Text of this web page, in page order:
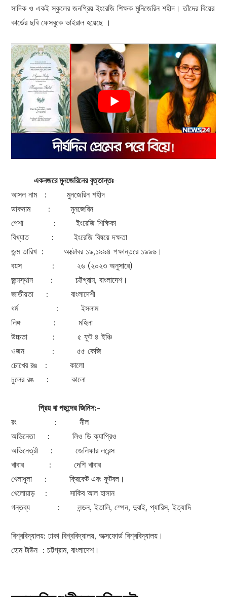
সাদিক ও একই স্কুলের জনপ্রিয় ইংরেজি শিক্ষক মুনিজেরিন শহীদ। তাঁদের বিয়ের
কার্ডের ছবি ফেসবুকে ভাইরাল হয়েছে ।
একনজরে মুনজেরিনের বৃত্তান্তঃ-
আসল নাম : মুনজেরিন শহীদ
ডাকনাম : মুনজেরিন
পেশা : ইংরেজি শিক্ষিকা
বিখ্যাত : ইংরেজি বিষয়ে দক্ষতা
জন্ম তারিখ : অক্টোবর ১৯,১৯৯৪ পক্ষান্তরে ১৯৯৬।
বয়স : ২৬ (২০২৩ অনুসারে)
জন্মস্থান : চট্টগ্রাম, বাংলাদেশ।
জাতীয়তা : বাংলাদেশী
ধর্ম : ইসলাম
লিঙ্গ : মহিলা
উচ্চতা : ৫ ফুট ৪ ইঞ্চি
ওজন : ৫৫ কেজি
চোখের রঙ : কালো
চুলের রঙ : কালো
প্রিয় বা পছন্দের জিনিস:-
রং : নীল
অভিনেতা : লিও ডি ক্যাপ্রিও
অভিনেত্রী : জেলিফার লরেন্স
খাবার : দেশি খাবার
খেলাধুলা : ক্রিকেট এবং ফুটবল।
খেলোয়াড় : সাকিব আল হাসান
গন্তব্য : লন্ডন, ইতালি, স্পেন, দুবাই, প্যারিস, ইত্যাদি
বিশ্ববিদ্যালয়: ঢাকা বিশ্ববিদ্যালয়, অক্সফোর্ড বিশ্ববিদ্যালয়।
হোম টাউন : চট্টগ্রাম, বাংলাদেশ।